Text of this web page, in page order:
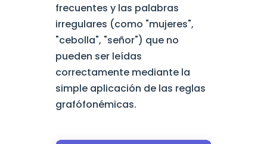
frecuentes y las palabras
irregulares (como "mujeres",
"cebolla", "señor") que no
pueden ser leídas
correctamente mediante la
simple aplicación de las reglas
grafófonémicas.